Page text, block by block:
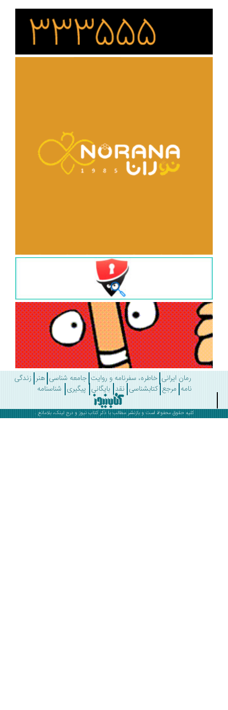
رمان ایرانی خاطره، سفرنامه و روایت جامعه شناسی هنر زندگی
مرجع کتابشناسی نقد بایگانی پیگیری شناسنامه
کلیه حقوق محفوظ است و بازنشر مطالب با ذکرکتاب نیوز و درج لینک، بلامانع .